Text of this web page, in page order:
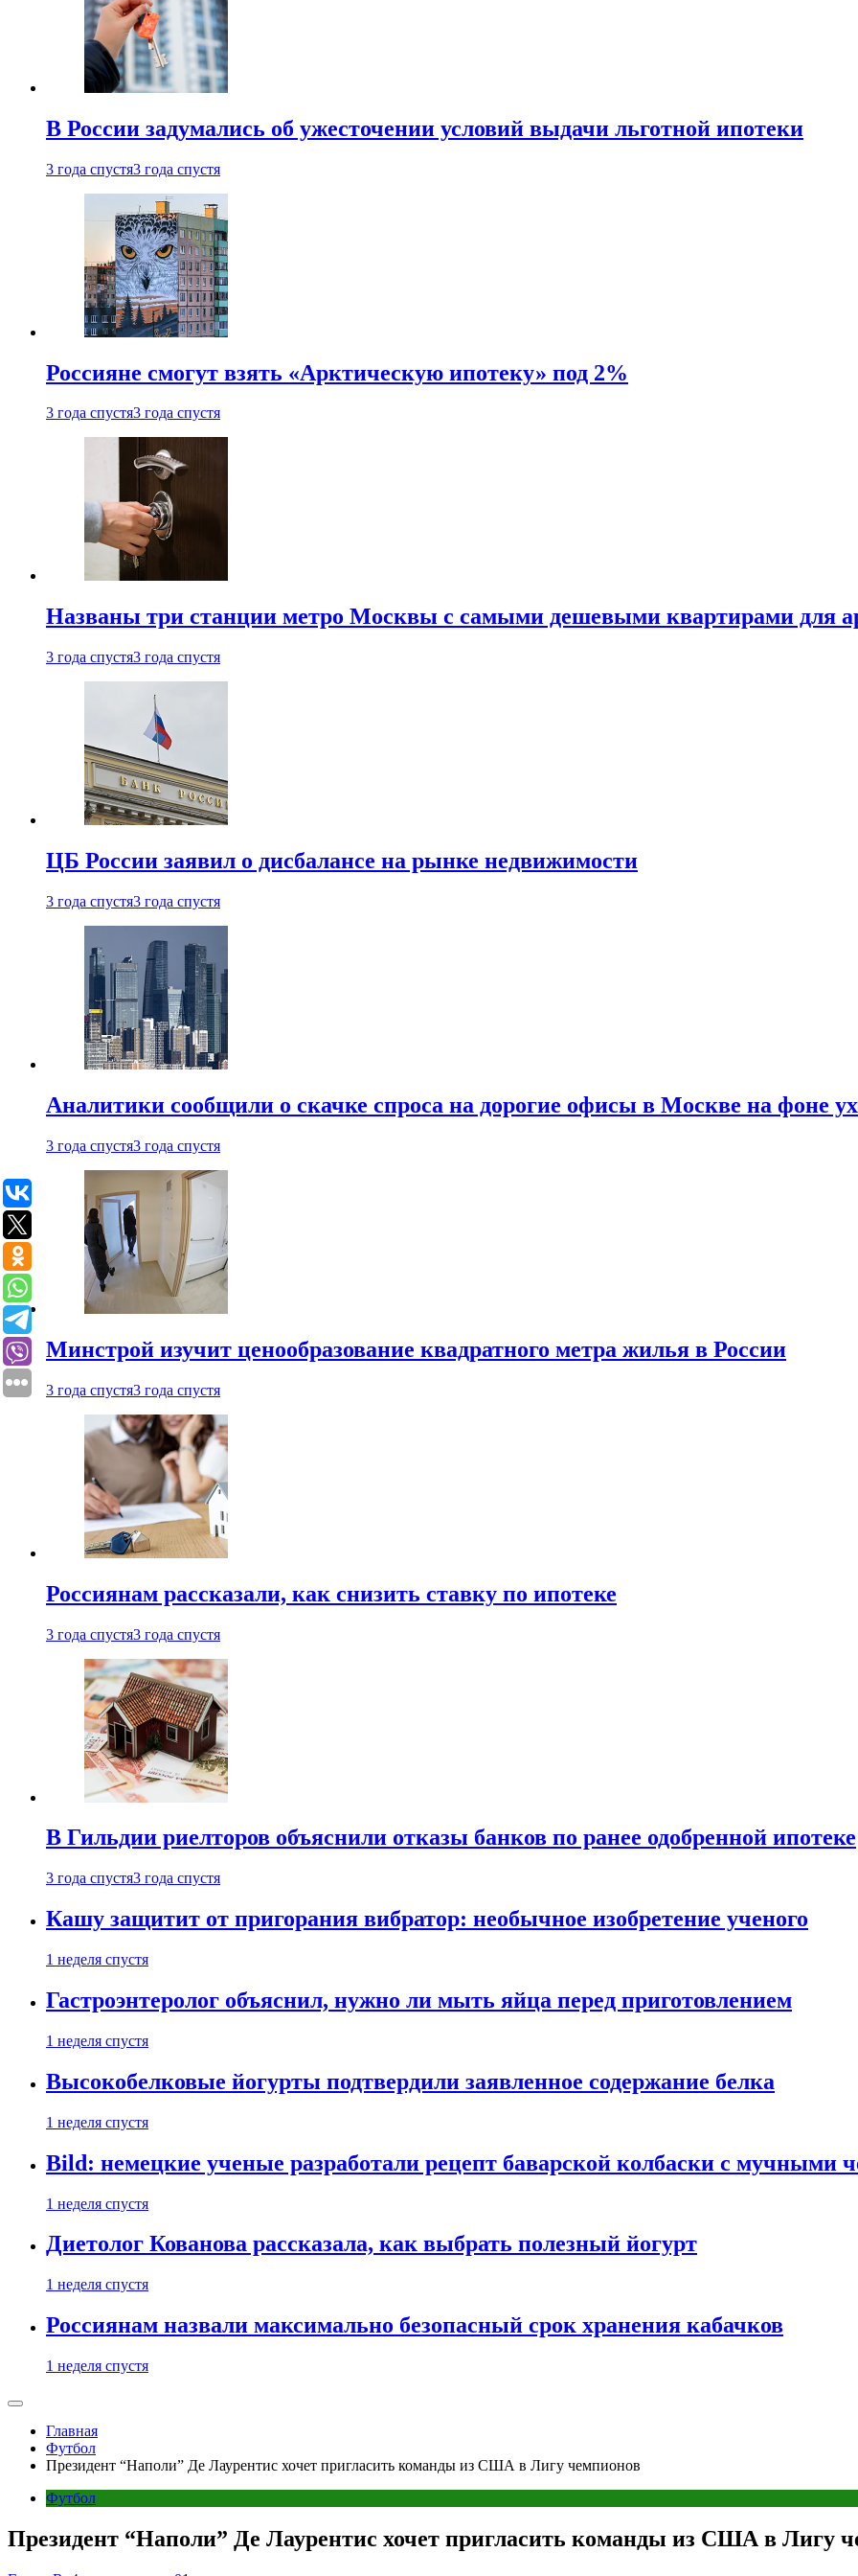
В России задумались об ужесточении условий выдачи льготной ипотеки
3 года спустя3 года спустя
Россияне смогут взять «Арктическую ипотеку» под 2%
3 года спустя3 года спустя
Названы три станции метро Москвы с самыми дешевыми квартирами для
3 года спустя3 года спустя
ЦБ России заявил о дисбалансе на рынке недвижимости
3 года спустя3 года спустя
Аналитики сообщили о скачке спроса на дорогие офисы в Москве на фоне
3 года спустя3 года спустя
Минстрой изучит ценообразование квадратного метра жилья в России
3 года спустя3 года спустя
Россиянам рассказали, как снизить ставку по ипотеке
3 года спустя3 года спустя
В Гильдии риелторов объяснили отказы банков по ранее одобренной ипотеке
3 года спустя3 года спустя
Кашу защитит от пригорания вибратор: необычное изобретение ученого
1 неделя спустя
Гастроэнтеролог объяснил, нужно ли мыть яйца перед приготовлением
1 неделя спустя
Высокобелковые йогурты подтвердили заявленное содержание белка
1 неделя спустя
Bild: немецкие ученые разработали рецепт баварской колбаски с мучными
1 неделя спустя
Диетолог Кованова рассказала, как выбрать полезный йогурт
1 неделя спустя
Россиянам назвали максимально безопасный срок хранения кабачков
1 неделя спустя
Главная
Футбол
Президент “Наполи” Де Лаурентис хочет пригласить команды из США в Лигу чемпионов
Футбол
Президент “Наполи” Де Лаурентис хочет пригласить команды из США в Лигу